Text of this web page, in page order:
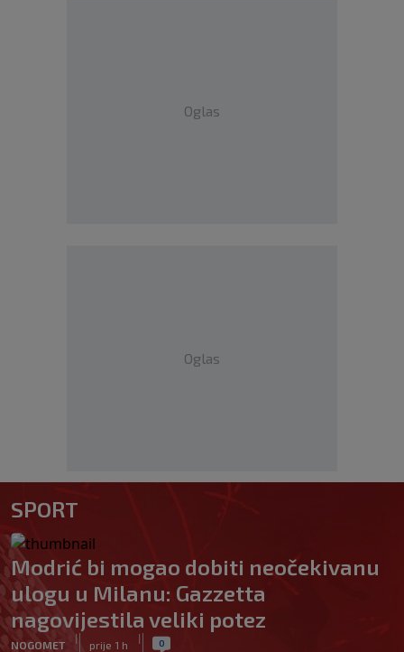
Oglas
Oglas
SPORT
Modrić bi mogao dobiti neočekivanu
ulogu u Milanu: Gazzetta
nagovijestila veliki potez
NOGOMET
|
prije 1 h
| 0